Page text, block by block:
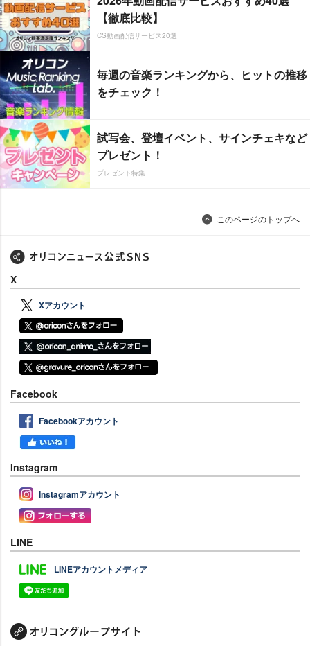
【徹底比較】
CS動画配信サービス20選
毎週の音楽ランキングから、ヒットの推移
をチェック！
試写会、登壇イベント、サインチェキなど
プレゼント！
プレゼント特集
このページのトップへ
X
Xアカウント
Facebook
Facebookアカウント
Instagram
Instagramアカウント
LINE
LINEアカウントメディア